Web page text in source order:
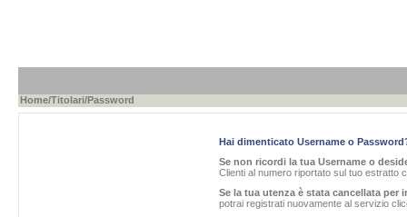
Home/Titolari/Password
Hai dimenticato Username o
Se non ricordi la tua Username o
Clienti al numero riportato sul tuo estratto
Se la tua utenza è stata cancellata per
potrai registrati nuovamente al servizio